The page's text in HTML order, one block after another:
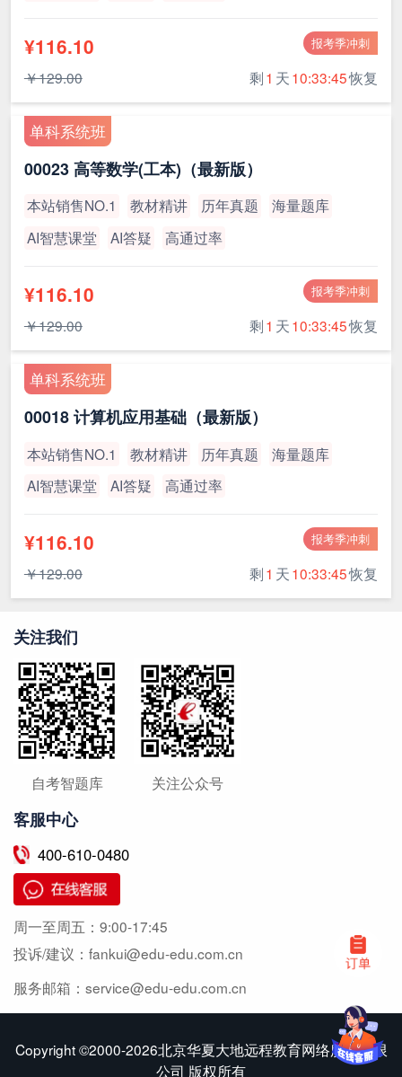
报考季冲刺
¥116.10
￥129.00 剩1 天10:33:45恢复
单科系统班
00023 高等数学(工本)（最新版）
本站销售NO.1 教材精讲 历年真题
海量题库
AI智慧课堂
AI答疑 高通过率
报考季冲刺
¥116.10
￥129.00 剩1 天10:33:45恢复
单科系统班
00018 计算机应用基础（最新版）
本站销售NO.1 教材精讲 历年真题
海量题库
AI智慧课堂
AI答疑 高通过率
报考季冲刺
¥116.10
￥129.00 剩1 天10:33:45恢复
关注我们
自考智题库 关注公众号
客服中心
400-610-0480
周一至周五： 9:00-17:45
投诉/建议： fankui@edu-edu.com.cn
服务邮箱： service@edu-edu.com.cn
Copyright ©2000-2026北京华夏大地远程教育网络服务有限
公司 版权所有